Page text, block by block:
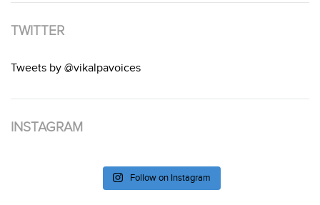
TWITTER
Tweets by @vikalpavoices
INSTAGRAM
Follow on Instagram